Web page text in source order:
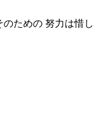
ための 努力は惜し